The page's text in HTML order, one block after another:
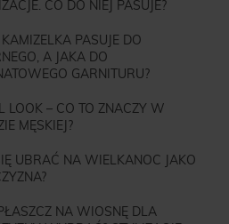
CO DO NIEJ PASUJE?
PASUJE DO
A JAKA DO
GARNITURU?
LOOK – CO TO ZNACZY W
MĘSKIEJ?
UBRAĆ NA WIELKANOC JAKO
NA WIOSNĘ DLA